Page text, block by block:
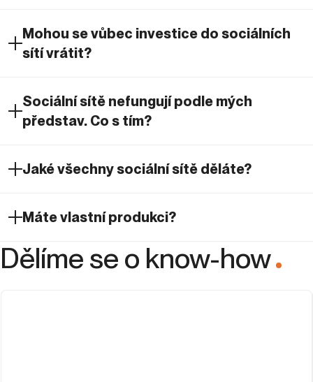
Mohou se vůbec investice do sociálních
sítí vrátit?
Sociální sítě nefungují podle mých
představ. Co s tím?
Jaké všechny sociální sítě děláte?
Máte vlastní produkci?
Dělíme se o know-how
.